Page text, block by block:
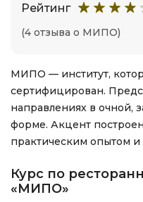
Рейтинг
(4 отзыва о МИПО)
МИПО — институт,
сертифицирован.
направлениях в очной,
форме. Акцент
практическим опытом
Курс по
«МИПО»